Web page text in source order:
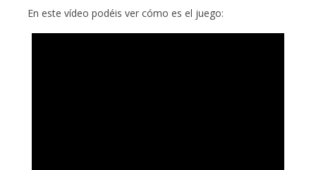
En este vídeo podéis ver cómo es el juego: